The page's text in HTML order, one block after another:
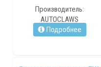
Производитель:
AUTOCLAWS
Подробнее